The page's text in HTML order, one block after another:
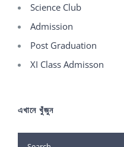
Science Club
Admission
Post Graduation
XI Class Admisson
এখানে খুঁজুন
Search